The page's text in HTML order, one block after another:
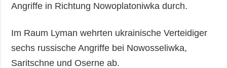
Angriffe in Richtung Nowoplatoniwka durch.
Im Raum Lyman wehrten ukrainische Verteidiger
sechs russische Angriffe bei Nowosseliwka,
Saritschne und Oserne ab.